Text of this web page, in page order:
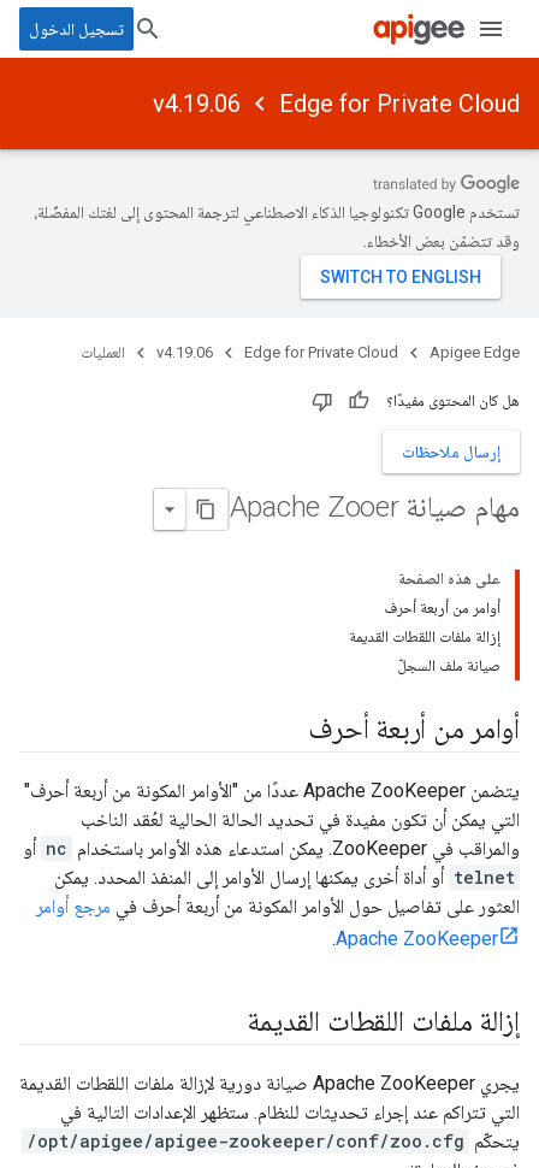
تسجيل الدخول
Edge for Private Cloud
v4.19.06
تستخدم Google تكنولوجيا الذكاء الاصطناعي لترجمة المحتوى إلى لغتك المفضّلة،
وقد تتضمّن بعض الأخطاء.
Apigee Edge
Edge for Private Cloud
v4.19.06 العمليات
هل كان المحتوى مفيدًا؟
إرسال ملاحظات
مهام صيانة Apache Zooer
على هذه الصفحة
أوامر من أربعة أحرف
إزالة ملفات اللقطات القديمة
صيانة ملف السجلّ
أوامر من أربعة أحرف
يتضمن Apache ZooKeeper عددًا من "الأوامر المكونة من أربعة أحرف"
التي يمكن أن تكون مفيدة في تحديد الحالة الحالية لعُقد الناخب
والمراقب في ZooKeeper. يمكن استدعاء هذه الأوامر باستخدام
nc أو
telnet أو أداة أخرى يمكنها إرسال الأوامر إلى المنفذ المحدد. يمكن
العثور على تفاصيل حول الأوامر المكونة من أربعة أحرف في مرجع أوامر
Apache ZooKeeper
.
إزالة ملفات اللقطات القديمة
يجري Apache ZooKeeper صيانة دورية لإزالة ملفات اللقطات القديمة
التي تتراكم عند إجراء تحديثات للنظام. ستظهر الإعدادات التالية في
يتحكّم /opt/apigee/apigee-zookeeper/conf/zoo.cfg